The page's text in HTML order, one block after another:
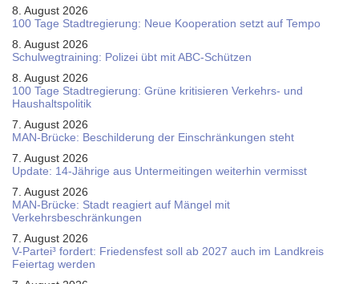
8. August 2026
100 Tage Stadtregierung: Neue Kooperation setzt auf Tempo
8. August 2026
Schul­weg­trai­ning: Poli­zei übt mit ABC-Schüt­zen
8. August 2026
100 Tage Stadtregierung: Grüne kritisieren Verkehrs- und
Haushaltspolitik
7. August 2026
MAN-Brücke: Beschilderung der Einschränkungen steht
7. August 2026
Update: 14-Jährige aus Untermeitingen weiterhin vermisst
7. August 2026
MAN-Brücke: Stadt reagiert auf Mängel mit
Verkehrsbeschränkungen
7. August 2026
V-Partei­³ fordert: Friedens­fest soll ab 2027 auch im Land­kreis
Feier­tag werden